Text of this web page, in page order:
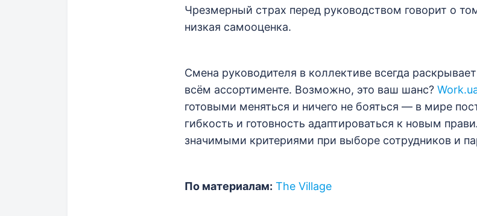
Чрезмерный страх перед руководством говорит о
низкая самооценка.
Смена руководителя в коллективе всегда
всём ассортименте. Возможно, это ваш шанс?
готовыми меняться и ничего не бояться — в мире
гибкость и готовность адаптироваться к новым
значимыми критериями при выборе сотрудников и
По материалам: The Village